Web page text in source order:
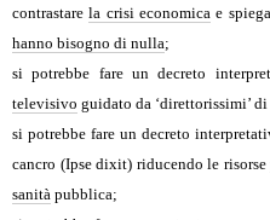
contrastarela crisi economica e
hanno bisogno di nulla;
si potrebbe fare un decreto
televisivo guidato da ‘direttorissimi’
si potrebbe fare un decreto
cancro (Ipse dixit) riducendo le
sanità pubblica;